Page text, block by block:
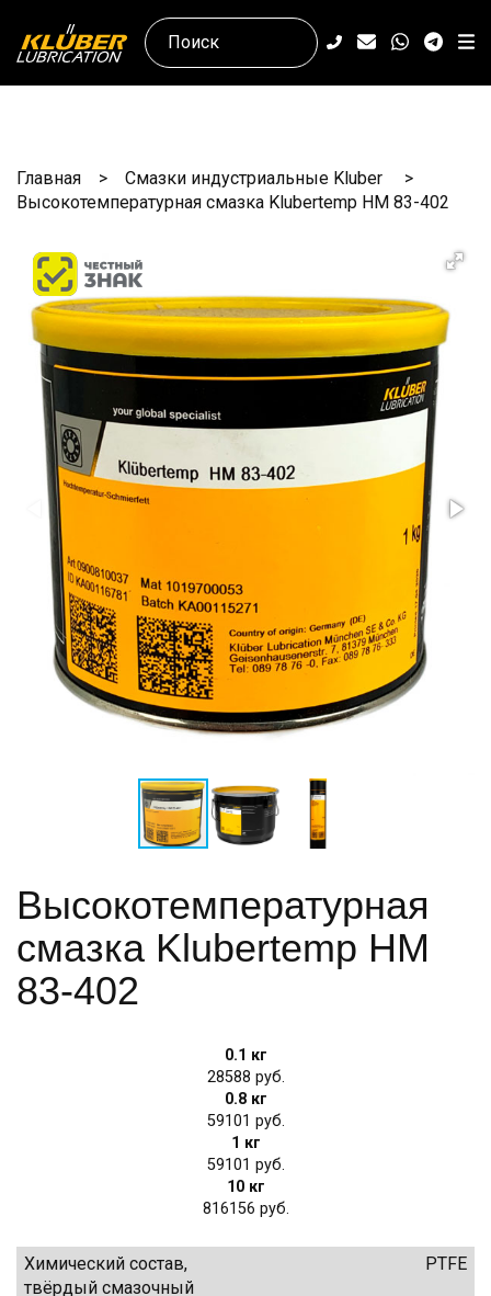
Главная
Смазки индустриальные Kluber
Высокотемпературная смазка Klubertemp HM 83-402
Высокотемпературная
смазка Klubertemp HM
83-402
0.1 кг
28588
0.8 кг
59101
1 кг
59101
10 кг
816156
Химический состав,
твёрдый смазочный
PTFE